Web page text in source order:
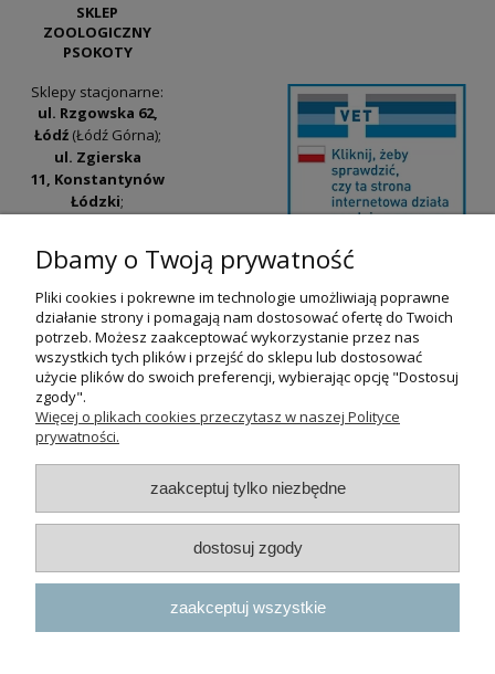
SKLEP
ZOOLOGICZNY
PSOKOTY
Sklepy stacjonarne:
ul. Rzgowska 62,
Łódź(Łódź Górna);
ul. Zgierska
11, Konstantynów
Łódzki;
Widzew).
Godziny otwarcia:
pn-pt 9:00-17:00
+48 530 230 483
psokoty@psokoty.pl
Sklep internetowy Shoper.pl
Dbamy o Twoją prywatność
Pliki cookies i pokrewne im technologie umożliwiają poprawne
działanie strony i pomagają nam dostosować ofertę do Twoich
potrzeb. Możesz zaakceptować wykorzystanie przez nas
wszystkich tych plików i przejść do sklepu lub dostosować
użycie plików do swoich preferencji, wybierając opcję "Dostosuj
zgody".
Więcej o plikach cookies przeczytasz w naszej Polityce
prywatności.
zaakceptuj tylko niezbędne
dostosuj zgody
zaakceptuj wszystkie